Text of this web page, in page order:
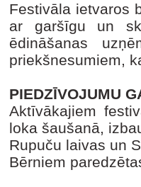
Festivāla ietvaros
ar garšīgu un
ēdināšanas
priekšnesumiem,
PIEDZĪVOJUMU
Aktīvākajiem
loka šaušanā,
Rupuču laivas un
Bērniem